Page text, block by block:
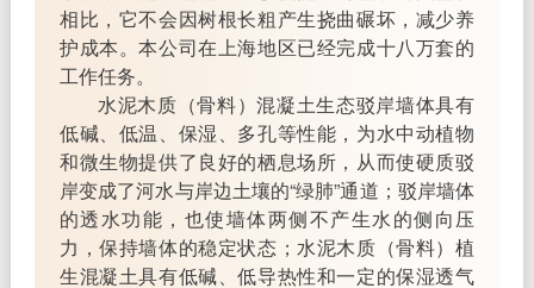
相比，它不会因树根长粗产生挠曲碾坏，减少养
护成本。本公司在上海地区已经完成十八万套的
工作任务。
水泥木质（骨料）混凝土生态驳岸墙体具有
低碱、低温、保湿、多孔等性能，为水中动植物
和微生物提供了良好的栖息场所，从而使硬质驳
岸变成了河水与岸边土壤的“绿肺”通道；驳岸墙体
的透水功能，也使墙体两侧不产生水的侧向压
力，保持墙体的稳定状态；水泥木质（骨料）植
生混凝土具有低碱、低导热性和一定的保湿透气